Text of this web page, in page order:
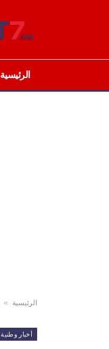
الرئيسية
الرئيسية »
أخبار وطنية